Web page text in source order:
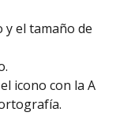
y el tamaño de
icono con la A